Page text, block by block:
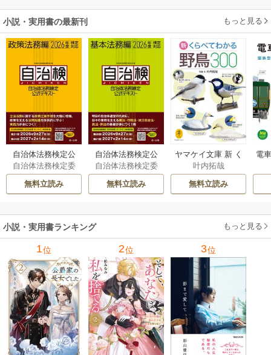
小説・実用書の最新刊 もっと見る
自治体法務検定公
式テキスト 政策
法務編 ２０２６
年度検定対応 1巻
自治体法務検定委
員会
無料立読み
自治体法務検定公
式テキスト 基本
法務編 ２０２６
年度検定対応 1巻
自治体法務検定委
員会
無料立読み
ヤマケイ文庫 新 く
らべてわかる野鳥3
00 1巻
叶内拓哉
無料立読み
電
小説・実用書ランキング もっと見る
1位 2位 3位